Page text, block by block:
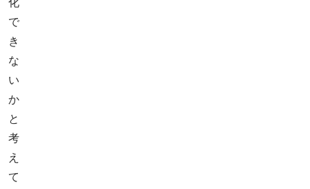
で
き
な
い
か
と
考
え
て